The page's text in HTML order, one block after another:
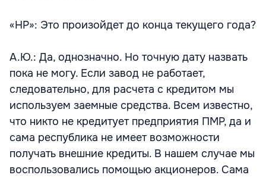
«НР»: Это произойдет до конца текущего года?
А.Ю.: Да, однозначно. Но точную дату назвать
пока не могу. Если завод не работает,
следовательно, для расчета с кредитом мы
используем заемные средства. Всем известно,
что никто не кредитует предприятия ПМР, да и
сама республика не имеет возможности
получать внешние кредиты. В нашем случае мы
воспользовались помощью акционеров. Сама